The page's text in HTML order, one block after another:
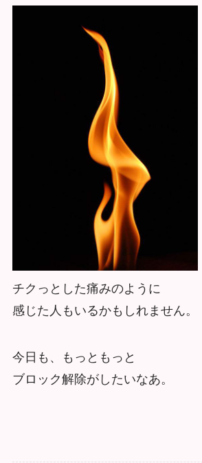
チクっとした痛みのように
感じた人もいるかもしれません。
今日も、もっともっと
ブロック解除がしたいなあ。